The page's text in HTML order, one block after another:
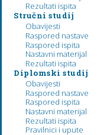
Rezultati ispita
Stručni studij
Obavijesti
Raspored nastave
Raspored ispita
Nastavni materijal
Rezultati ispita
Diplomski studij
Obavijesti
Raspored nastave
Raspored ispita
Nastavni materijal
Rezultati ispita
Pravilnici i upute